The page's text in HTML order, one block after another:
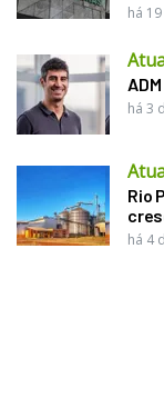
há
há 3
Rio
há 4